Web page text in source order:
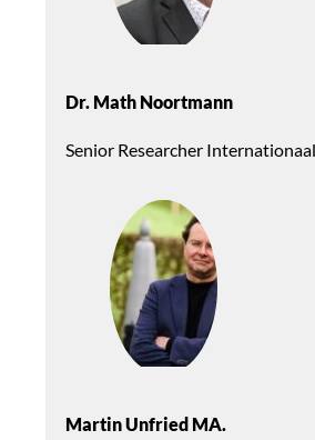
Dr. Math Noortmann
Senior Researcher
Martin Unfried MA.